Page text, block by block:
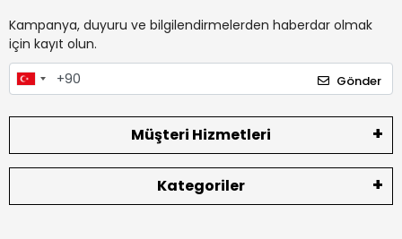
Kampanya, duyuru ve bilgilendirmelerden haberdar olmak
için kayıt olun.
Gönder
Müşteri Hizmetleri
Kategoriler